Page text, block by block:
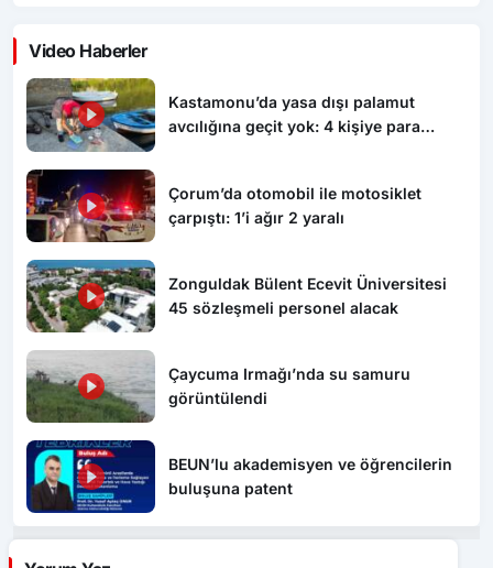
Video Haberler
Kastamonu’da yasa dışı palamut
avcılığına geçit yok: 4 kişiye para
Çorum’da otomobil ile motosiklet
çarpıştı: 1’i ağır 2 yaralı
Zonguldak Bülent Ecevit Üniversitesi
45 sözleşmeli personel alacak
Çaycuma Irmağı’nda su samuru
görüntülendi
BEUN’lu akademisyen ve öğrencilerin
buluşuna patent